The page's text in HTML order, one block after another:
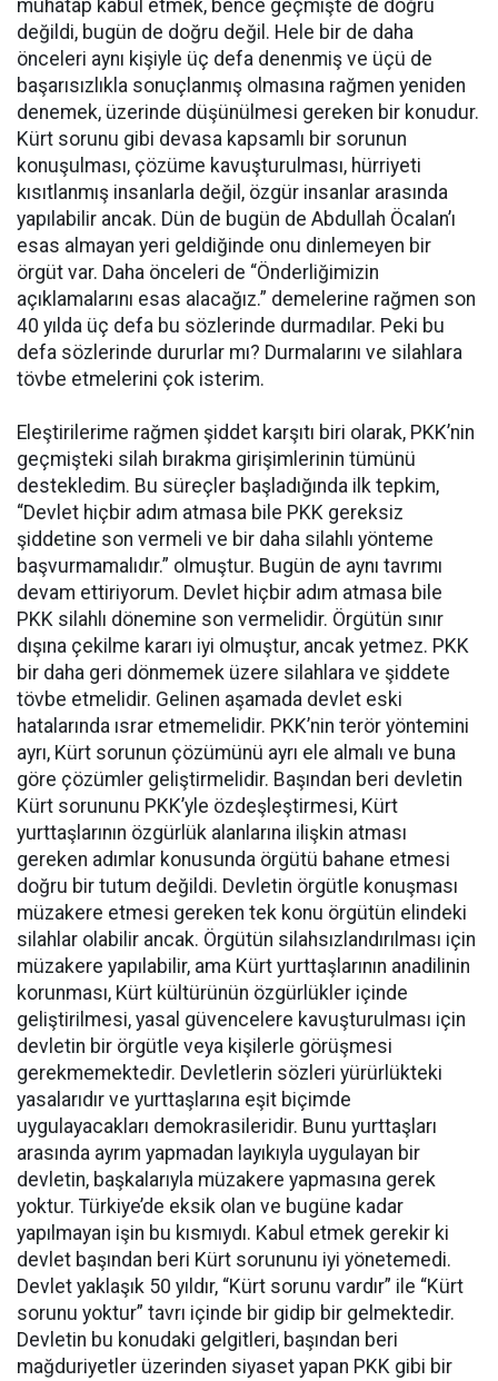
muhatap kabul etmek, bence geçmişte de doğru
değildi, bugün de doğru değil. Hele bir de daha
önceleri aynı kişiyle üç defa denenmiş ve üçü de
başarısızlıkla sonuçlanmış olmasına rağmen yeniden
denemek, üzerinde düşünülmesi gereken bir konudur.
Kürt sorunu gibi devasa kapsamlı bir sorunun
konuşulması, çözüme kavuşturulması, hürriyeti
kısıtlanmış insanlarla değil, özgür insanlar arasında
yapılabilir ancak. Dün de bugün de Abdullah Öcalan’ı
esas almayan yeri geldiğinde onu dinlemeyen bir
örgüt var. Daha önceleri de “Önderliğimizin
açıklamalarını esas alacağız.” demelerine rağmen son
40 yılda üç defa bu sözlerinde durmadılar. Peki bu
defa sözlerinde dururlar mı? Durmalarını ve silahlara
tövbe etmelerini çok isterim.
Eleştirilerime rağmen şiddet karşıtı biri olarak, PKK’nin
geçmişteki silah bırakma girişimlerinin tümünü
destekledim. Bu süreçler başladığında ilk tepkim,
“Devlet hiçbir adım atmasa bile PKK gereksiz
şiddetine son vermeli ve bir daha silahlı yönteme
başvurmamalıdır.” olmuştur. Bugün de aynı tavrımı
devam ettiriyorum. Devlet hiçbir adım atmasa bile
PKK silahlı dönemine son vermelidir. Örgütün sınır
dışına çekilme kararı iyi olmuştur, ancak yetmez. PKK
bir daha geri dönmemek üzere silahlara ve şiddete
tövbe etmelidir. Gelinen aşamada devlet eski
hatalarında ısrar etmemelidir. PKK’nin terör yöntemini
ayrı, Kürt sorunun çözümünü ayrı ele almalı ve buna
göre çözümler geliştirmelidir. Başından beri devletin
Kürt sorununu PKK’yle özdeşleştirmesi, Kürt
yurttaşlarının özgürlük alanlarına ilişkin atması
gereken adımlar konusunda örgütü bahane etmesi
doğru bir tutum değildi. Devletin örgütle konuşması
müzakere etmesi gereken tek konu örgütün elindeki
silahlar olabilir ancak. Örgütün silahsızlandırılması için
müzakere yapılabilir, ama Kürt yurttaşlarının anadilinin
korunması, Kürt kültürünün özgürlükler içinde
geliştirilmesi, yasal güvencelere kavuşturulması için
devletin bir örgütle veya kişilerle görüşmesi
gerekmemektedir. Devletlerin sözleri yürürlükteki
yasalarıdır ve yurttaşlarına eşit biçimde
uygulayacakları demokrasileridir. Bunu yurttaşları
arasında ayrım yapmadan layıkıyla uygulayan bir
devletin, başkalarıyla müzakere yapmasına gerek
yoktur. Türkiye’de eksik olan ve bugüne kadar
yapılmayan işin bu kısmıydı. Kabul etmek gerekir ki
devlet başından beri Kürt sorununu iyi yönetemedi.
Devlet yaklaşık 50 yıldır, “Kürt sorunu vardır” ile “Kürt
sorunu yoktur” tavrı içinde bir gidip bir gelmektedir.
Devletin bu konudaki gelgitleri, başından beri
mağduriyetler üzerinden siyaset yapan PKK gibi bir